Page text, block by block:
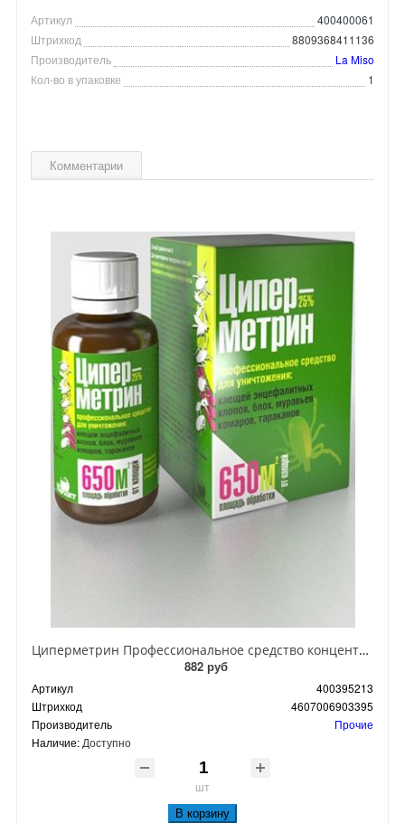
Артикул
400400061
Штрихкод
8809368411136
Производитель
La Miso
Кол-во в упаковке
1
Комментарии
Циперметрин Профессиональное средство концентрат эмульсии 25% для уничтожения тараканов, мух,комаров, блох, клопов, муравьев, ос 50 мл
882 руб
Артикул
400395213
Штрихкод
4607006903395
Производитель
Прочие
Наличие: Доступно
шт
В корзину